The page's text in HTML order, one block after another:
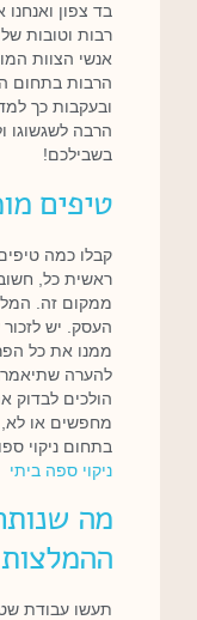
בד צפון
רבות וטובות
אנשי הצוות
הרבות בתחום
ובעקבות כך
הרבה
בשבילכם!
טיפים
קבלו כמה
ראשית כל,
ממקום זה.
העסק. יש
ממנו את כל
להערה
הולכים
מחפשים או לא,
בתחום ניקוי
ניקוי ספה ביתי
מה
תעשו עבודת